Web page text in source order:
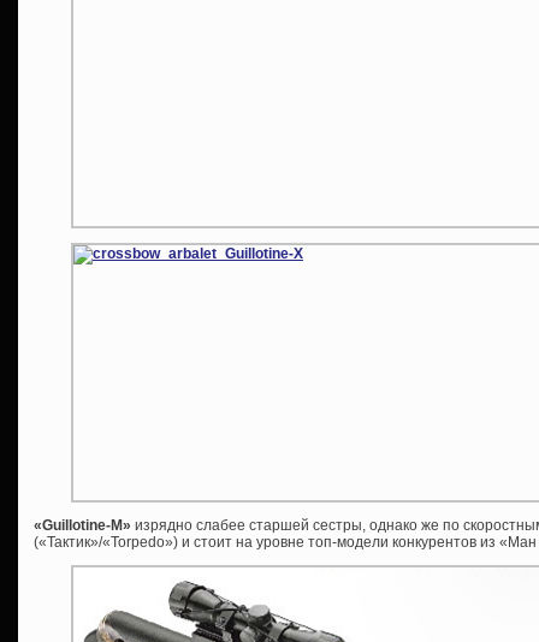
«Guillotine-М» изрядно слабее старшей сестры, однако же по
(«Тактик»/«Torpedo») и стоит на уровне топ-модели конкурентов из